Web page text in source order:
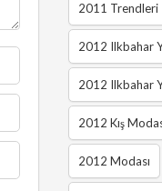
2011 Trendleri
2012 Ilkbahar
2012 Ilkbahar
2012 Kış
2012 Modası